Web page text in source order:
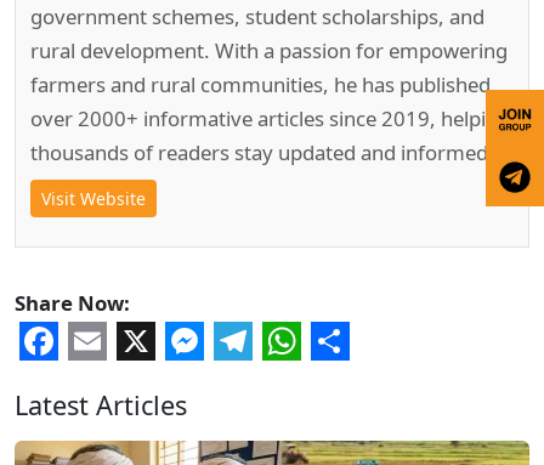
government schemes, student scholarships, and
rural development. With a passion for empowering
farmers and rural communities, he has published
over 2000+ informative articles since 2019, helping
thousands of readers stay updated and informed.
Visit Website
Share Now:
Latest Articles